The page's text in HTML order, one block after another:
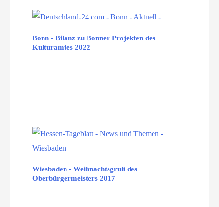
Bonn - Bilanz zu Bonner Projekten des
Kulturamtes 2022
Wiesbaden - Weihnachtsgruß des
Oberbürgermeisters 2017